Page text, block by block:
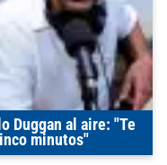
Duggan al aire: "Te
minutos"